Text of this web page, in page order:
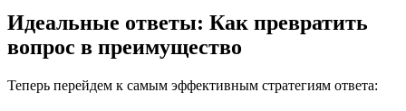
Идеальные ответы: Как превратить
вопрос в преимущество
Теперь перейдем к самым эффективным стратегиям ответа: